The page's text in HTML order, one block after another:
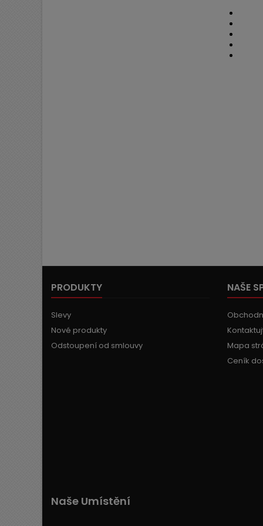
PRODUKTY
Slevy
Nové produkty
Odstoupení od smlouvy
NAŠE
Mapa
Ceník
Naše Umístění